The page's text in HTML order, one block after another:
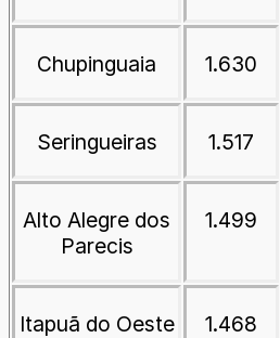
Chupinguaia 1.630
Seringueiras 1.517
Alto Alegre dos
Parecis
1.499
Itapuã do Oeste 1.468